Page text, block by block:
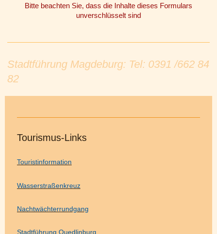
Bitte beachten Sie, dass die Inhalte dieses Formulars
unverschlüsselt sind
Stadtführung Magdeburg: Tel: 0391 /662 84
82
Tourismus-Links
Touristinformation
Wasserstraßenkreuz
Nachtwächterrundgang
Stadtführung Quedlinburg